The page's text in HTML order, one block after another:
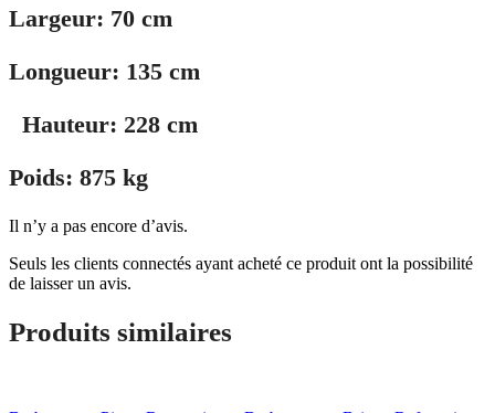
Largeur: 70 cm
Longueur: 135 cm
Hauteur: 228 cm
Poids: 875 kg
Il n’y a pas encore d’avis.
Seuls les clients connectés ayant acheté ce produit ont la possibilité
de laisser un avis.
Produits similaires